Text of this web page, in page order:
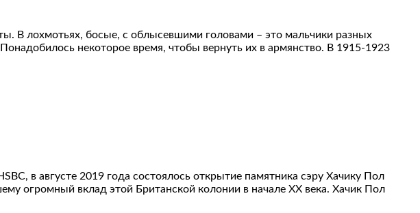
В лохмотьях, босые, с облысевшими головами – это мальчики разных
некоторое время, чтобы вернуть их в армянство. В 1915-1923
в августе 2019 года состоялось открытие памятника сэру Хачику Пол
огромный вклад этой Британской колонии в начале ХХ века. Хачик Пол